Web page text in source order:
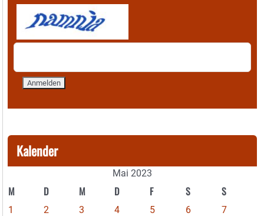
Kalender
Mai 2023
M D M D F S S
1 2 3 4 5 6
7